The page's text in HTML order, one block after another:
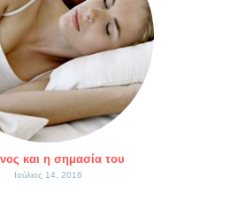
και η σημασία του
Ιούλιος 14, 2016